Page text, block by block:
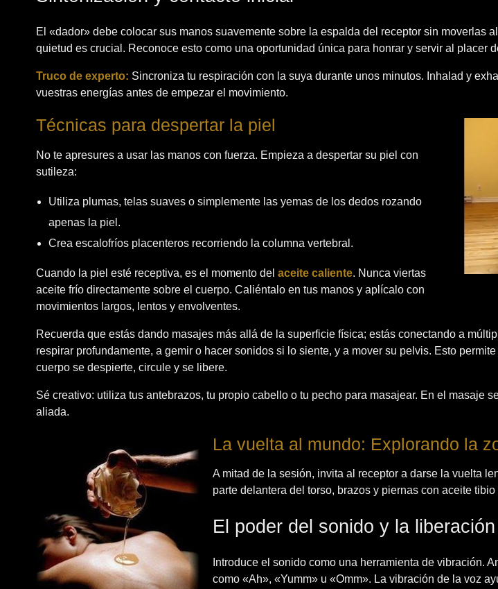
El «dador» debe colocar sus manos suavemente sobre la espalda del receptor sin moverlas
quietud es crucial. Reconoce esto como una oportunidad única para honrar y servir al placer
Truco de experto: Sincroniza tu respiración con la suya durante unos minutos. Inhalad y
vuestras energías antes de empezar el movimiento.
Técnicas para despertar la piel
No te apresures a usar las manos con fuerza. Empieza a despertar su piel con
sutileza:
Utiliza plumas, telas suaves o simplemente las yemas de los dedos rozando
apenas la piel.
Crea escalofríos placenteros recorriendo la columna vertebral.
Cuando la piel esté receptiva, es el momento del aceite caliente. Nunca viertas
aceite frío directamente sobre el cuerpo. Caliéntalo en tus manos y aplícalo con
movimientos largos, lentos y envolventes.
Recuerda que estás dando masajes más allá de la superficie física; estás conectando a
respirar profundamente, a gemir o hacer sonidos si lo siente, y a mover su pelvis. Esto
cuerpo se despierte, circule y se libere.
Sé creativo: utiliza tus antebrazos, tu propio cabello o tu pecho para masajear. En el masaje
aliada.
La vuelta al mundo: Explorando la
A mitad de la sesión, invita al receptor a darse la vuelta
parte delantera del torso, brazos y piernas con aceite
El poder del sonido y la liberación
Introduce el sonido como una herramienta de vibración.
como «Ah», «Yumm» u «Omm». La vibración de la voz